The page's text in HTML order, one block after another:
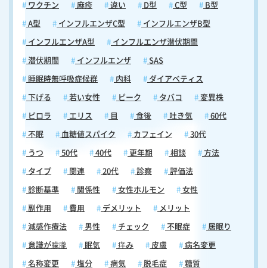
ワクチン 麻疹 違い D型 C型 B型
A型 インフルエンザC型 インフルエンザB型
インフルエンザA型 インフルエンザ潜伏期間
潜伏期間 インフルエンザ SAS
睡眠時無呼吸症候群 内科 ダイアベティス
下げる 若い女性 ピーク タバコ 変異株
ピロラ エリス 目 食後 吐き気 60代
不眠 血糖値スパイク カフェイン 30代
うつ 50代 40代 更年期 相談 方法
タイプ 関連 20代 診察 評価法
診断基準 関係性 女性ホルモン 女性
副作用 費用 デメリット メリット
減感作療法 男性 チェック 不眠症 居眠り
意識が朦朧 眠気 痒み 皮膚 病名変更
名称変更 塩分 病気 脱毛症 糖質